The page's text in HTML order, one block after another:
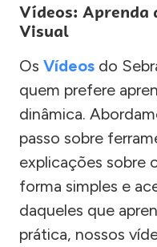
Vídeos: Aprenda
Visual
Os Vídeos do
quem prefere
dinâmica.
passo sobre
explicações sobre
forma simples e
daqueles que
prática, nossos